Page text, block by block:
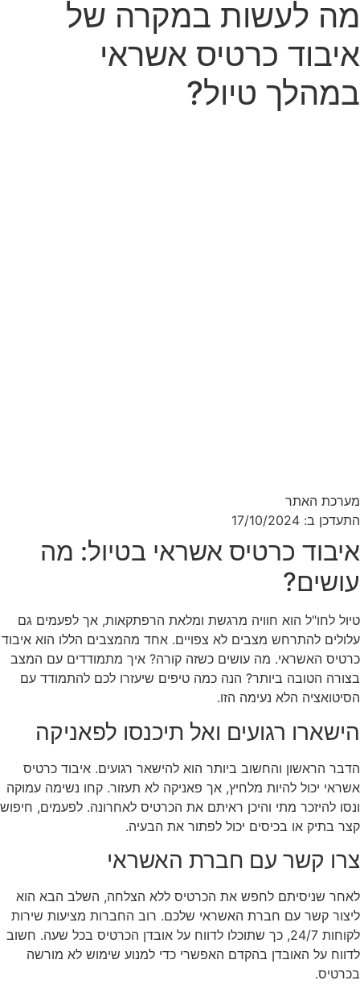
מה לעשות במקרה של
איבוד כרטיס אשראי
במהלך טיול?
מערכת האתר
התעדכן ב: 17/10/2024
איבוד כרטיס אשראי בטיול: מה
עושים?
טיול לחו"ל הוא חוויה מרגשת ומלאת הרפתקאות, אך לפעמים גם
עלולים להתרחש מצבים לא צפויים. אחד מהמצבים הללו הוא איבוד
כרטיס האשראי. מה עושים כשזה קורה? איך מתמודדים עם המצב
בצורה הטובה ביותר? הנה כמה טיפים שיעזרו לכם להתמודד עם
הסיטואציה הלא נעימה הזו.
הישארו רגועים ואל תיכנסו לפאניקה
הדבר הראשון והחשוב ביותר הוא להישאר רגועים. איבוד כרטיס
אשראי יכול להיות מלחיץ, אך פאניקה לא תעזור. קחו נשימה עמוקה
ונסו להיזכר מתי והיכן ראיתם את הכרטיס לאחרונה. לפעמים, חיפוש
קצר בתיק או בכיסים יכול לפתור את הבעיה.
צרו קשר עם חברת האשראי
לאחר שניסיתם לחפש את הכרטיס ללא הצלחה, השלב הבא הוא
ליצור קשר עם חברת האשראי שלכם. רוב החברות מציעות שירות
לקוחות 24/7, כך שתוכלו לדווח על אובדן הכרטיס בכל שעה. חשוב
לדווח על האובדן בהקדם האפשרי כדי למנוע שימוש לא מורשה
בכרטיס.